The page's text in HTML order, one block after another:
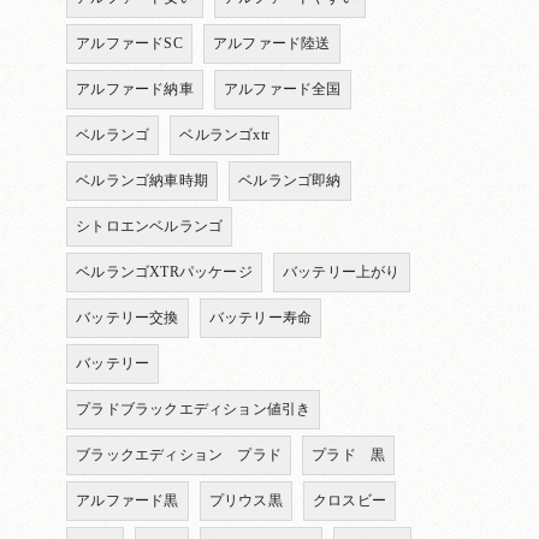
アルファードSC アルファード陸送
アルファード納車 アルファード全国
ベルランゴ ベルランゴxtr
ベルランゴ納車時期 ベルランゴ即納
シトロエンベルランゴ
ベルランゴXTRパッケージ バッテリー上がり
バッテリー交換 バッテリー寿命
バッテリー
プラドブラックエディション値引き
ブラックエディション プラド プラド 黒
アルファード黒 プリウス黒 クロスビー